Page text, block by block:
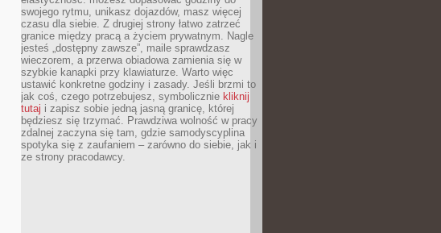
swojego rytmu, unikasz dojazdów, masz więcej
czasu dla siebie. Z drugiej strony łatwo zatrzeć
granice między pracą a życiem prywatnym. Nagle
jesteś „dostępny zawsze”, maile sprawdzasz
wieczorem, a przerwa obiadowa zamienia się w
szybkie kanapki przy klawiaturze. Warto więc
ustawić konkretne godziny i zasady. Jeśli brzmi to
jak coś, czego potrzebujesz, symbolicznie kliknij
tutaj i zapisz sobie jedną jasną granicę, której
będziesz się trzymać. Prawdziwa wolność w pracy
zdalnej zaczyna się tam, gdzie samodyscyplina
spotyka się z zaufaniem – zarówno do siebie, jak i
ze strony pracodawcy.